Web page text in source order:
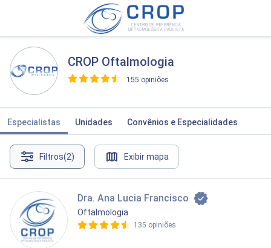
CROP Oftalmologia
155 opiniões
Especialistas Unidades Convênios e Especialidades
Filtros(2) Exibir mapa
Dra. Ana Lucia Francisco
Oftalmologia
135 opiniões